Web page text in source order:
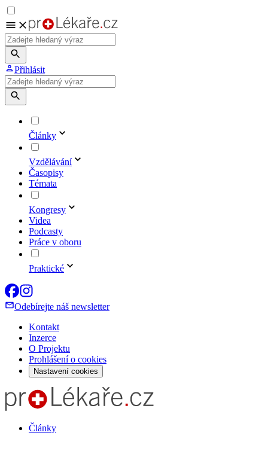
Přihlásit
Články
Vzdělávání
Časopisy
Témata
Kongresy
Videa
Podcasty
Práce v oboru
Praktické
Odebírejte náš newsletter
Kontakt
Inzerce
O Projektu
Prohlášení o cookies
Nastavení cookies
Články